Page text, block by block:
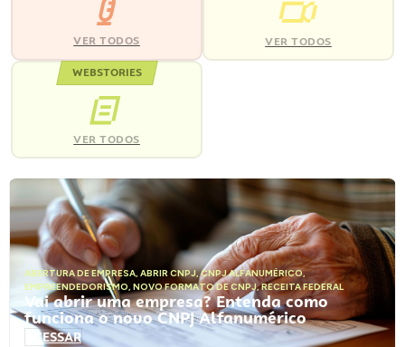
VER TODOS VER TODOS
WEBSTORIES
VER TODOS
ABERTURA DE EMPRESA, ABRIR CNPJ,CNPJ ALFANUMÉRICO,
EMPREENDEDORISMO, NOVO FORMATO DE CNPJ,RECEITA FEDERAL
Vai abrir uma empresa? Entenda como
funciona o novo CNPJ Alfanumérico
ACESSAR